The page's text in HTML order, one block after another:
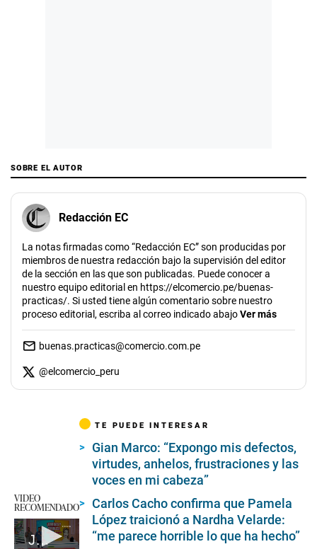
SOBRE EL AUTOR
Redacción EC
La notas firmadas como “Redacción EC” son producidas por
miembros de nuestra redacción bajo la supervisión del editor
de la sección en las que son publicadas. Puede conocer a
nuestro equipo editorial en https://elcomercio.pe/buenas-
practicas/. Si usted tiene algún comentario sobre nuestro
proceso editorial, escriba al correo indicado abajoVer más
buenas.practicas@comercio.com.pe
@elcomercio_peru
VIDEO
RECOMENDADO
Julián Zucchi olvida se olvida que tiene pareja y provoca escándalo
TE PUEDE INTERESAR
Gian Marco: “Expongo mis defectos,
virtudes, anhelos, frustraciones y las
voces en mi cabeza”
Carlos Cacho confirma que Pamela
López traicionó a Nardha Velarde:
“me parece horrible lo que ha hecho”